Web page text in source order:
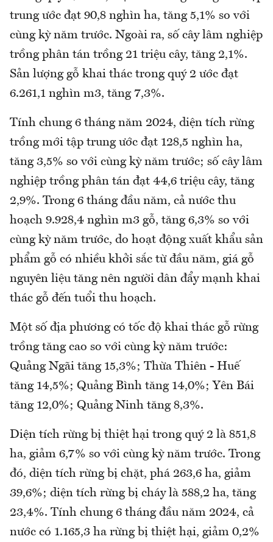
trung ước đạt 90,8 nghìn ha, tăng 5,1% so với
cùng kỳ năm trước. Ngoài ra, số cây lâm nghiệp
trồng phân tán trồng 21 triệu cây, tăng 2,1%.
Sản lượng gỗ khai thác trong quý 2 ước đạt
6.261,1 nghìn m3, tăng 7,3%.
Tính chung 6 tháng năm 2024, diện tích rừng
trồng mới tập trung ước đạt 128,5 nghìn ha,
tăng 3,5% so với cùng kỳ năm trước; số cây lâm
nghiệp trồng phân tán đạt 44,6 triệu cây, tăng
2,9%. Trong 6 tháng đầu năm, cả nước thu
hoạch 9.928,4 nghìn m3 gỗ, tăng 6,3% so với
cùng kỳ năm trước, do hoạt động xuất khẩu sản
phẩm gỗ có nhiều khởi sắc từ đầu năm, giá gỗ
nguyên liệu tăng nên người dân đẩy mạnh khai
thác gỗ đến tuổi thu hoạch.
Một số địa phương có tốc độ khai thác gỗ rừng
trồng tăng cao so với cùng kỳ năm trước:
Quảng Ngãi tăng 15,3%; Thừa Thiên - Huế
tăng 14,5%; Quảng Bình tăng 14,0%; Yên Bái
tăng 12,0%; Quảng Ninh tăng 8,3%.
Diện tích rừng bị thiệt hại trong quý 2 là 851,8
ha, giảm 6,7% so với cùng kỳ năm trước. Trong
đó, diện tích rừng bị chặt, phá 263,6 ha, giảm
39,6%; diện tích rừng bị cháy là 588,2 ha, tăng
23,4%. Tính chung 6 tháng đầu năm 2024, cả
nước có 1.165,3 ha rừng bị thiệt hại, giảm 0,2%